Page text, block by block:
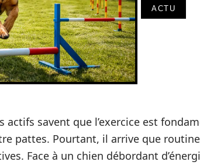
ACTU
actifs savent que l’exercice est
pattes. Pourtant, il arrive que
Face à un chien débordant